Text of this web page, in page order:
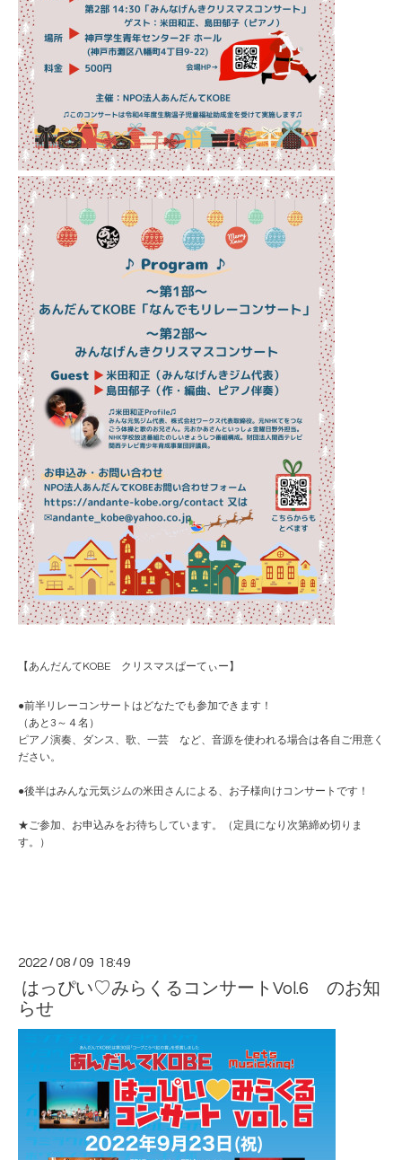
【あんだんてKOBE クリスマスぱーてぃー】
●前半リレーコンサートはどなたでも参加できます！
（あと3～４名）
ピアノ演奏、ダンス、歌、一芸 など、音源を使われる場合は各自ご用意く
ださい。
●後半はみんな元気ジムの米田さんによる、お子様向けコンサートです！
★ご参加、お申込みをお待ちしています。（定員になり次第締め切りま
す。）
2022 /08 /09 18:49
はっぴい♡みらくるコンサートVol.6 のお知
らせ